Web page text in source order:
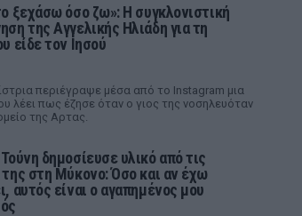
ξεχάσω όσο ζω»: Η συγκλονιστική
της Αγγελικής Ηλιάδη για τη
είδε τον Ιησού
περιέγραψε μέσα από το Instagram μια
λέει πως έζησε όταν ο γιος της νοσηλευόταν
της Αρτας.
δημοσίευσε υλικό από τις
της στη Μύκονο: Όσο και αν έχω
αυτός είναι ο αγαπημένος μου